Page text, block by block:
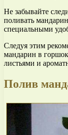
Не забывайте
поливать
специальными
Следуя этим
мандарин в
листьями и
Полив